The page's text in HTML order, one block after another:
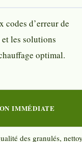
codes d’erreur de
les solutions
optimal.
IMMÉDIATE
des granulés,